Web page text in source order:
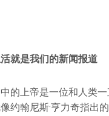
就是我们的新闻报道
中的上帝是一位和人类
约翰尼斯·亨力奇指出